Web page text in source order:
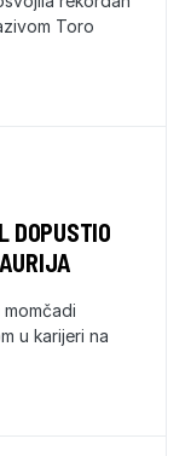
Toro
DOPUSTIO
u karijeri na